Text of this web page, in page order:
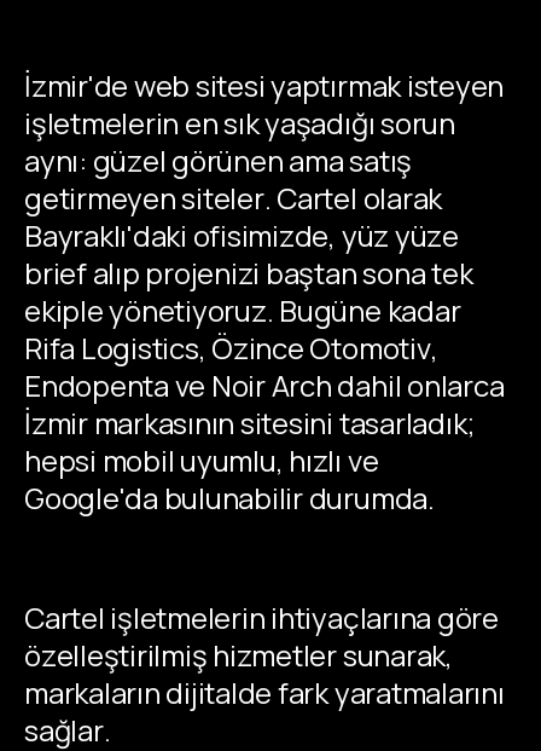
İzmir'de web sitesi yaptırmak isteyen
işletmelerin en sık yaşadığı sorun
aynı: güzel görünen ama satış
getirmeyen siteler. Cartel olarak
Bayraklı'daki ofisimizde, yüz yüze
brief alıp projenizi baştan sona tek
ekiple yönetiyoruz. Bugüne kadar
Rifa Logistics, Özince Otomotiv,
Endopenta ve Noir Arch dahil onlarca
İzmir markasının sitesini tasarladık;
hepsi mobil uyumlu, hızlı ve
Google'da bulunabilir durumda.
Cartel işletmelerin ihtiyaçlarına göre
özelleştirilmiş hizmetler sunarak,
markaların dijitalde fark yaratmalarını
sağlar.